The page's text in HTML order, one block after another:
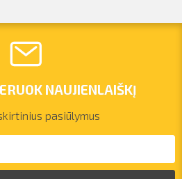
NAUJIENLAIŠKĮ
pasiūlymus